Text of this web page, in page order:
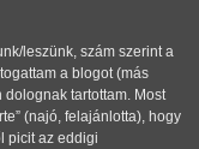
leszünk, szám szerint a
a blogot (más
tartottam. Most
(najó, felajánlotta), hogy
picit az eddigi